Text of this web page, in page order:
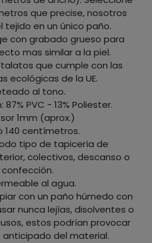
que precise, nosotros
tejido en un único paño.
con grabado grueso para
mas similar a la piel.
que cumple con las
ecológicas de la UE.
al tono.
PVC - 13% Poliester.
1mm (aprox.)
140 centímetros.
tipo de tapicería de
colectivos, descanso o
confección.
al agua.
con un paño húmedo con
nunca lejías, disolventes o
estos podrían provocar
del material.